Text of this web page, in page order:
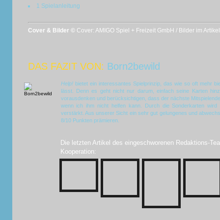
1 Spielanleitung
Cover & Bilder © Cover: AMIGO Spiel + Freizeit GmbH / Bilder im
DAS FAZIT VON: Born2bewild
Help!bietet ein interessantes Spielprinzip, das wie so oft mehr
lässt. Denn es geht nicht nur darum, einfach seine Karten
vorausdenken und berücksichtigen, dass der nächste
wenn ich ihm nicht helfen kann. Durch die Sonderkarten
verstärkt. Aus unserer Sicht ein sehr gut gelungenes und
8/10 Punkten prämieren.
Die letzten Artikel des eingeschworenen Redaktions-
Kooperation: